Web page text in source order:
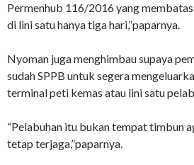
Permenhub 116/2016 yang
di lini satu hanya tiga hari,”paparnya.
Nyoman juga menghimbau supaya
sudah SPPB untuk segera
terminal peti kemas atau lini satu
“Pelabuhan itu bukan tempat timbun
tetap terjaga,”paparnya.